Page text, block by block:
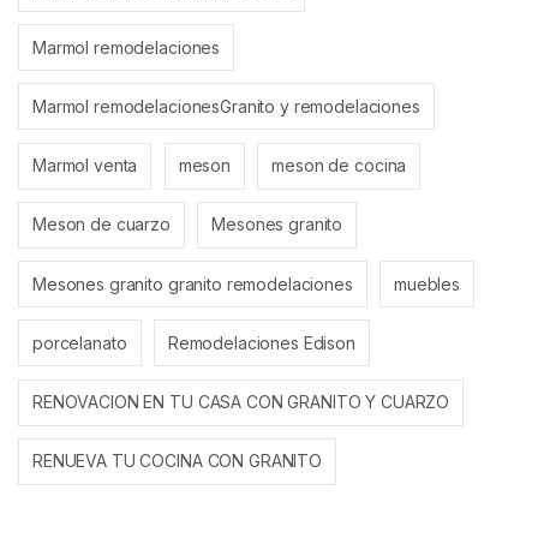
Marmol remodelaciones
Marmol remodelacionesGranito y remodelaciones
Marmol venta meson meson de cocina
Meson de cuarzo Mesones granito
Mesones granito granito remodelaciones muebles
porcelanato Remodelaciones Edison
RENOVACION EN TU CASA CON GRANITO Y CUARZO
RENUEVA TU COCINA CON GRANITO